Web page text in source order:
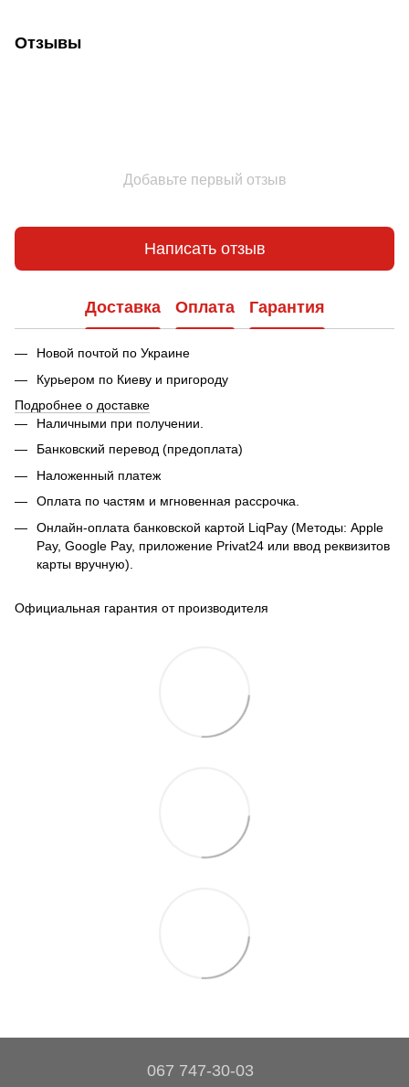
Отзывы
Добавьте первый отзыв
Написать отзыв
Доставка Оплата Гарантия
Новой почтой по Украине
Курьером по Киеву и пригороду
Подробнее о доставке
Наличными при получении.
Банковский перевод (предоплата)
Наложенный платеж
Оплата по частям и мгновенная рассрочка.
Онлайн-оплата банковской картой LiqPay (Методы: Apple
Pay, Google Pay, приложение Privat24 или ввод реквизитов
карты вручную).
Официальная гарантия от производителя
067 747-30-03